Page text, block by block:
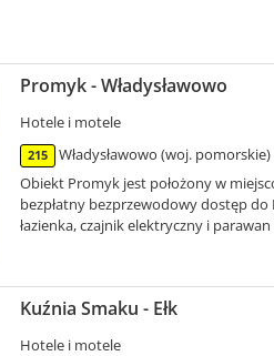
Promyk - Władysławowo
Hotele i motele
215
Władysławowo (woj. pomorskie)
Obiekt Promyk jest położony w
bezpłatny bezprzewodowy dostęp
łazienka, czajnik elektryczny i
Kuźnia Smaku - Ełk
Hotele i motele